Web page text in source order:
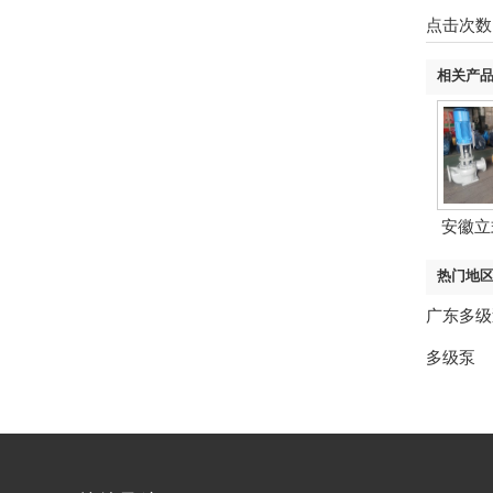
点击次
相关产品
安徽
热门地
广东多
多级泵